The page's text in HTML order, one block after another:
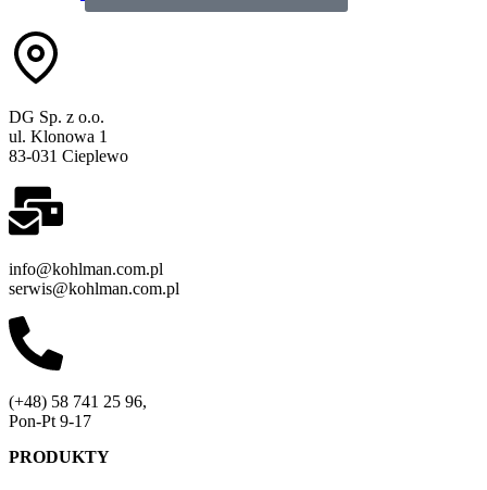
DG Sp. z o.o.
ul. Klonowa 1
83-031 Cieplewo
info@kohlman.com.pl
serwis@kohlman.com.pl
(+48) 58 741 25 96,
Pon-Pt 9-17
PRODUKTY